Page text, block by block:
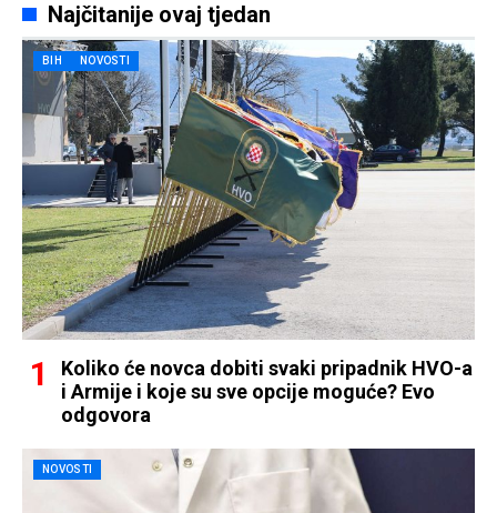
Najčitanije ovaj tjedan
BIH NOVOSTI
Koliko će novca dobiti svaki pripadnik HVO-a
i Armije i koje su sve opcije moguće? Evo
odgovora
NOVOSTI